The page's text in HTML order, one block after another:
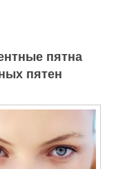
пятна
пятен